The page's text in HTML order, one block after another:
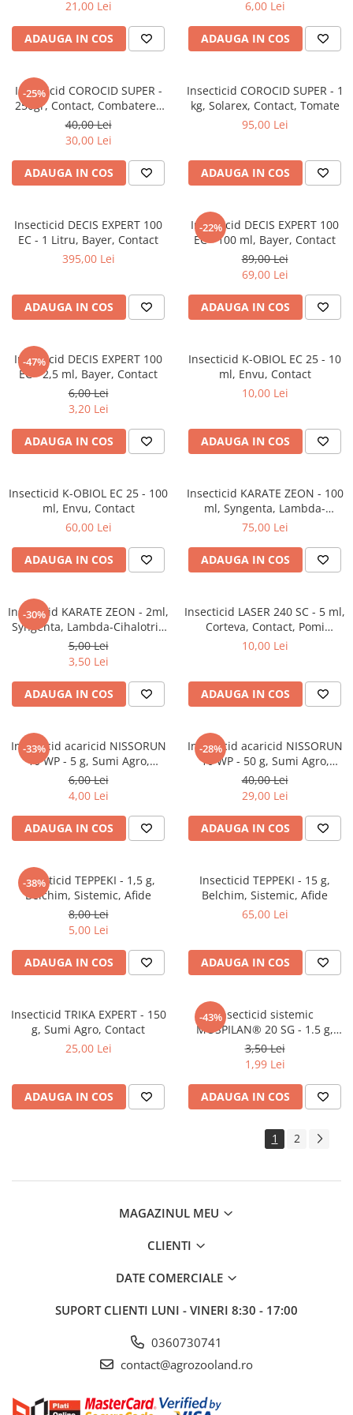
Cazmale si lopeti
Ferastraie de mana
Greble
Sape si sapaligi
Unelte mici de mana
Ustensile altoit
21,00 Lei
ADAUGA IN COS
6,00 Lei
ADAUGA IN COS
-25%
Insecticid COROCID SUPER -
250gr, Contact, Combaterea
coropisnitelor
40,00 Lei
30,00 Lei
ADAUGA IN COS
Insecticid COROCID SUPER - 1
kg, Solarex, Contact, Tomate
95,00 Lei
ADAUGA IN COS
Insecticid DECIS EXPERT 100
EC - 1 Litru, Bayer, Contact
395,00 Lei
ADAUGA IN COS
-22%
Insecticid DECIS EXPERT 100
EC - 100 ml, Bayer, Contact
89,00 Lei
69,00 Lei
ADAUGA IN COS
-47%
Insecticid DECIS EXPERT 100
EC - 2,5 ml, Bayer, Contact
6,00 Lei
3,20 Lei
ADAUGA IN COS
Insecticid K-OBIOL EC 25 - 10
ml, Envu, Contact
10,00 Lei
ADAUGA IN COS
Insecticid K-OBIOL EC 25 - 100
ml, Envu, Contact
60,00 Lei
ADAUGA IN COS
Insecticid KARATE ZEON - 100
ml, Syngenta, Lambda-
Cihalotrin 50 g/l, Piretroid de
75,00 Lei
ADAUGA IN COS
-30%
Insecticid KARATE ZEON - 2ml,
Syngenta, Lambda-Cihalotrin
50 g/l, Piretroid de Contact,
Efect indelungat
5,00 Lei
3,50 Lei
ADAUGA IN COS
Insecticid LASER 240 SC - 5 ml,
Corteva, Contact, Pomi
fructiferi, Vita de vie, Legume
10,00 Lei
ADAUGA IN COS
-33%
Insecticid acaricid NISSORUN
10 WP - 5 g, Sumi Agro,
Sistemic, Rosii, Ardei, Vita de
vie
6,00 Lei
4,00 Lei
ADAUGA IN COS
-28%
Insecticid acaricid NISSORUN
10 WP - 50 g, Sumi Agro,
Sistemic, Rosii, Ardei, Vita de
vie
40,00 Lei
29,00 Lei
ADAUGA IN COS
-38%
Insecticid TEPPEKI - 1,5 g,
Belchim, Sistemic, Afide
8,00 Lei
5,00 Lei
ADAUGA IN COS
Insecticid TEPPEKI - 15 g,
Belchim, Sistemic, Afide
65,00 Lei
ADAUGA IN COS
Insecticid TRIKA EXPERT - 150
g, Sumi Agro, Contact
25,00 Lei
ADAUGA IN COS
-43%Insecticid sistemic
MOSPILAN® 20 SG - 1.5 g,
Sumi Agro, Gandacul de
Colorado, Acarieni, Afide,
3,50 Lei
1,99 Lei
ADAUGA IN COS
1 2
MAGAZINUL MEU
CLIENTI
DATE COMERCIALE
SUPORT CLIENTI LUNI - VINERI 8:30 - 17:00
0360730741
contact@agrozooland.ro